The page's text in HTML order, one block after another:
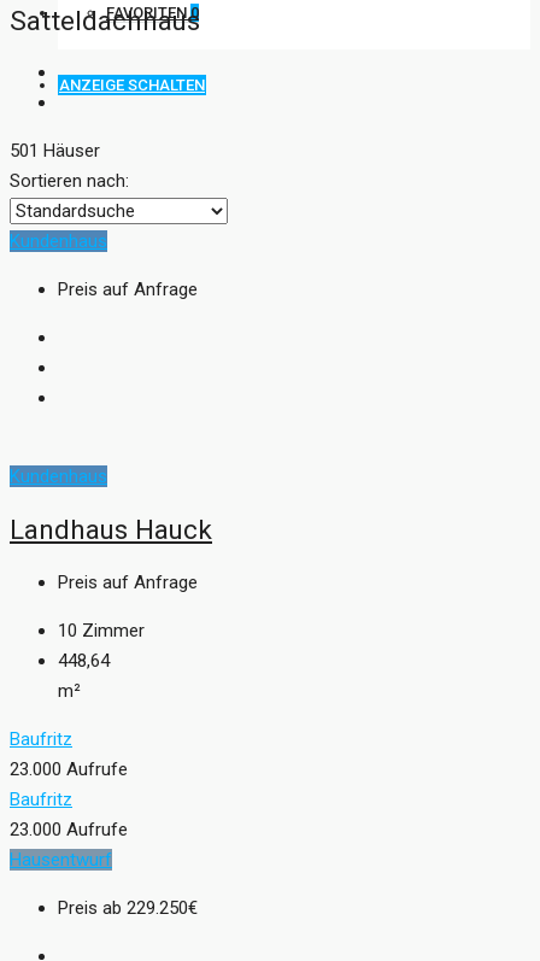
FAVORITEN0
ANZEIGE SCHALTEN
Satteldachhaus
501 Häuser
Sortieren nach:
Kundenhaus
Preis auf Anfrage
Kundenhaus
Landhaus Hauck
Preis auf Anfrage
10 Zimmer
448,64
m²
Baufritz
23.000 Aufrufe
Baufritz
23.000 Aufrufe
Hausentwurf
Preis ab 229.250€